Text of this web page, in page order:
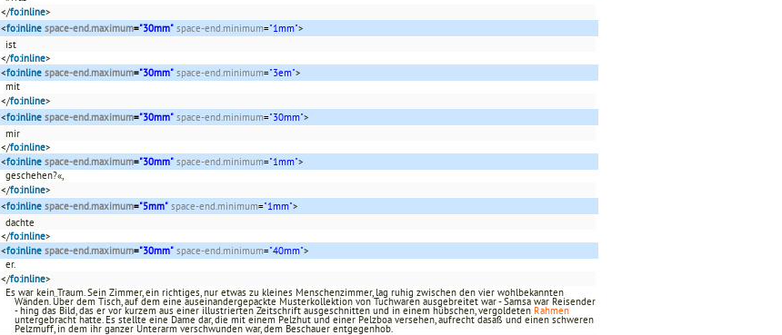
</fo:inline>
<fo:inline space-end.maximum="30mm" space-end.minimum="1mm">
ist
</fo:inline>
<fo:inline space-end.maximum="30mm" space-end.minimum="3em">
mit
</fo:inline>
<fo:inline space-end.maximum="30mm" space-end.minimum="30mm">
mir
</fo:inline>
<fo:inline space-end.maximum="30mm" space-end.minimum="1mm">
geschehen?«,
</fo:inline>
<fo:inline space-end.maximum="5mm" space-end.minimum="1mm">
dachte
</fo:inline>
<fo:inline space-end.maximum="30mm" space-end.minimum="40mm">
er.
</fo:inline>
Es war kein Traum. Sein Zimmer, ein richtiges, nur etwas zu kleines Menschenzimmer, lag ruhig zwischen den vier wohlbekannten
Wänden. Über dem Tisch, auf dem eine auseinandergepackte Musterkollektion von Tuchwaren ausgebreitet war - Samsa war Reisender
- hing das Bild, das er vor kurzem aus einer illustrierten Zeitschrift ausgeschnitten und in einem hübschen, vergoldeten Rahmen
untergebracht hatte. Es stellte eine Dame dar, die mit einem Pelzhut und einer Pelzboa versehen, aufrecht dasaß und einen schweren
Pelzmuff, in dem ihr ganzer Unterarm verschwunden war, dem Beschauer entgegenhob.